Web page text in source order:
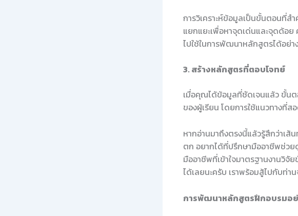
การวิเคราะห์ข้อมูลเป็นขั้นตอนที่
แยกแยะเพื่อหาจุดเด่นและจุดด้อย
ไปใช้ในการพัฒนาหลักสูตรได้อย่า
3. สร้างหลักสูตรที่ตอบโจทย์
เมื่อคุณได้ข้อมูลที่ชัดเจนแล้ว ขั้น
ของผู้เรียน โดยการใช้แนวทางที่
หากอ่านมาถึงตรงนี้แล้วรู้สึกว่าเ
ตก อยากได้ที่ปรึกษามืออาชีพช่ว
มืออาชีพที่เข้าใจมาตรฐานงานวิจั
ได้เลยนะครับ เราพร้อมสู้ไปกับท่
การพัฒนาหลักสูตรฝึกอบรมอ